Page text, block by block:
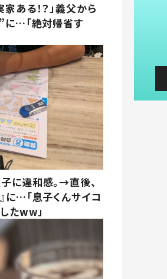
ある！？」義父から
に…「絶対帰省す
に違和感。→直後、
に…「息子くんサイコ
たww」